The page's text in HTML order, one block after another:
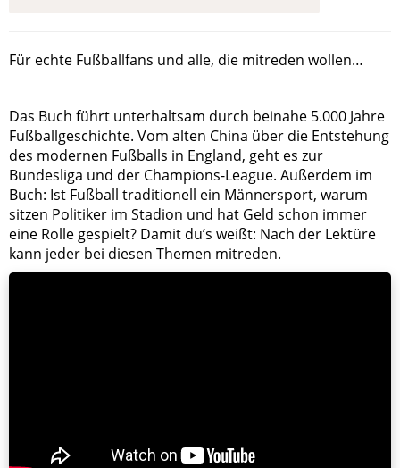
Für echte Fußballfans und alle, die mitreden wollen…
Das Buch führt unterhaltsam durch beinahe 5.000 Jahre
Fußballgeschichte. Vom alten China über die Entstehung
des modernen Fußballs in England, geht es zur
Bundesliga und der Champions-League. Außerdem im
Buch: Ist Fußball traditionell ein Männersport, warum
sitzen Politiker im Stadion und hat Geld schon immer
eine Rolle gespielt? Damit du’s weißt: Nach der Lektüre
kann jeder bei diesen Themen mitreden.